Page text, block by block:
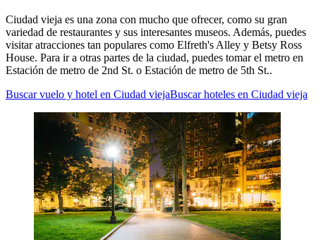
Ciudad vieja es una zona con mucho que ofrecer, como su gran
variedad de restaurantes y sus interesantes museos. Además, puedes
visitar atracciones tan populares como Elfreth's Alley y Betsy Ross
House. Para ir a otras partes de la ciudad, puedes tomar el metro en
Estación de metro de 2nd St. o Estación de metro de 5th St..
Buscar vuelo y hotel en Ciudad viejaBuscar hoteles en Ciudad vieja